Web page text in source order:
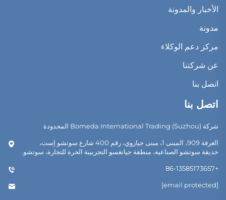
الأخبار والمدونة
مدونة
مركز دعم الوكلاء
عن شركتنا
اتصل بنا
اتصل بنا
شركة Bomeda International Trading (Suzhou) المحدودة
الغرفة 909، المبنى 1، مبنى جياروي، رقم 400 شارع سوتشو إست،
حديقة سوتشو الصناعية، منطقة جيانغسو التجريبية الحرة للتجارة، سوتشو.
+86-13585173657
[email protected]